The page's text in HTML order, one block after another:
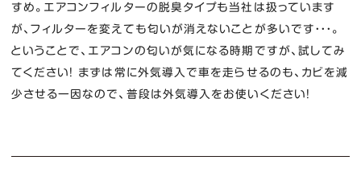
すめ。エアコンフィルターの脱臭タイプも当社は扱っています
が、フィルターを変えても匂いが消えないことが多いです・・・。
ということで、エアコンの匂いが気になる時期ですが、試してみ
てください！ まずは常に外気導入で車を走らせるのも、カビを減
少させる一因なので、普段は外気導入をお使いください！